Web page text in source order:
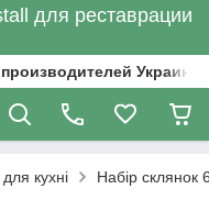
для реставрации
кухні Набір склянок